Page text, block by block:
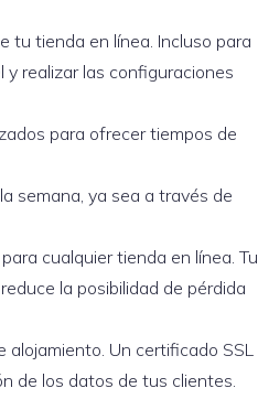
tu tienda en línea. Incluso para
realizar las configuraciones
para ofrecer tiempos de
semana, ya sea a través de
cualquier tienda en línea. Tu
la posibilidad de pérdida
Un certificado SSL
de los datos de tus clientes.